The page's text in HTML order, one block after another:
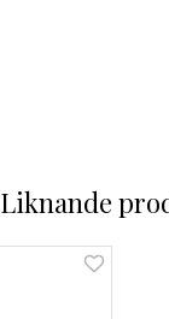
Liknande